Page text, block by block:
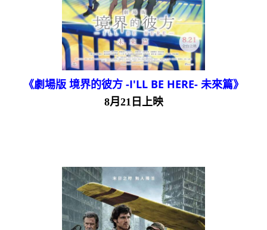
《劇場版 境界的彼方 -I'LL BE HERE- 未來篇》
8月21日上映